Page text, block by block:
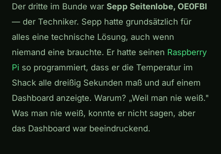
Der dritte im Bunde war Sepp Seitenlobe, OE0FBI
— der Techniker. Sepp hatte grundsätzlich für
alles eine technische Lösung, auch wenn
niemand eine brauchte. Er hatte seinen Raspberry
Pi so programmiert, dass er die Temperatur im
Shack alle dreißig Sekunden maß und auf einem
Dashboard anzeigte. Warum? „Weil man nie weiß."
Was man nie weiß, konnte er nicht sagen, aber
das Dashboard war beeindruckend.